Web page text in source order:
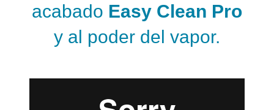
acabado Easy Clean Pro
y al poder del vapor.